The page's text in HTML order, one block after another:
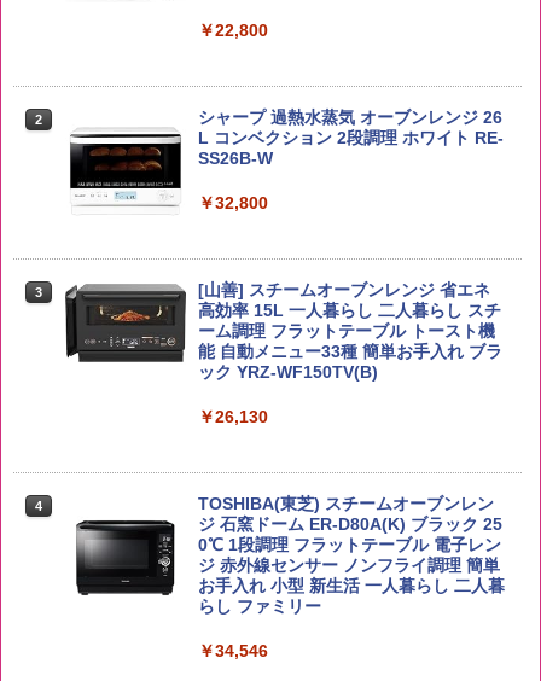
5kg 長野県産 令和7年産
￥3,980
【在庫処分価格】ももたろう印 無洗米 5
kg 業務用 お米マイスターブレンド
￥2,680
￥3,396
by Amazon 新潟県産 新潟のお米 無洗米
￥4,356
2
角瓶 2700ml サントリー ウイスキー ハ
イボール 大容量
3
角ハイボール 350ml×24本 サントリー ウ
イスキー ハイボール 缶
￥4,939
容量 4リットル
￥4,345
白州 Story of the Distillery 2026 化粧箱
麺 小腹 インスタント アウトドアにも ロ
ーリングストック 大人買い おやつカン
パニー
￥1,451
3
国分 tabete だし麺 千葉県産はまぐりだ
し 塩らーめん 108g×10袋 保存食 備蓄
￥2,323
らに塩分控えめ 78g×12個
￥2,989
家系醤油豚骨 3食パック 130g×3食
￥22,800
2
シャープ 過熱水蒸気 オーブンレンジ 26
L コンベクション 2段調理 ホワイト RE-
SS26B-W
￥32,800
3
[山善] スチームオーブンレンジ 省エネ
高効率 15L 一人暮らし 二人暮らし スチ
ーム調理 フラットテーブル トースト機
能 自動メニュー33種 簡単お手入れ ブラ
ック YRZ-WF150TV(B)
￥26,130
4
TOSHIBA(東芝) スチームオーブンレン
ジ 石窯ドーム ER-D80A(K) ブラック 25
0℃ 1段調理 フラットテーブル 電子レン
ジ 赤外線センサー ノンフライ調理 簡単
お手入れ 小型 新生活 一人暮らし 二人暮
らし ファミリー
￥34,546